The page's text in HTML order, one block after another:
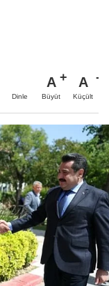
Dinle
A
Büyüt
A
Küçült